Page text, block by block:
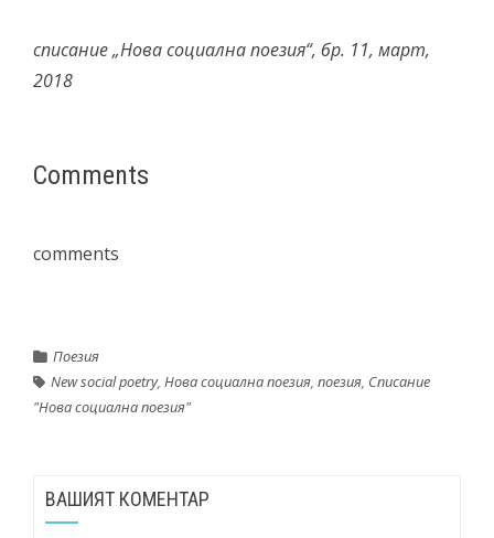
списание „Нова социална поезия“, бр. 11, март,
2018
Comments
comments
Поезия
New social poetry, Нова социална поезия, поезия, Списание
"Нова социална поезия"
ВАШИЯТ КОМЕНТАР